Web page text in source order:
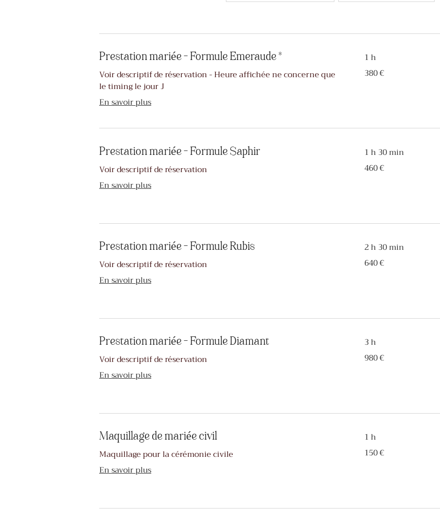
Prestation mariée - Formule Emeraude *
Voir descriptif de réservation - Heure affichée ne concerne que
le timing le jour J
En savoir plus
1 h
euros
380 €
Prestation mariée - Formule Saphir
Voir descriptif de réservation
En savoir plus
1 h 30 min
euros
460 €
Prestation mariée - Formule Rubis
Voir descriptif de réservation
En savoir plus
2 h 30 min
euros
640 €
Prestation mariée - Formule Diamant
Voir descriptif de réservation
En savoir plus
3 h
euros
980 €
Maquillage de mariée civil
Maquillage pour la cérémonie civile
En savoir plus
1 h
euros
150 €